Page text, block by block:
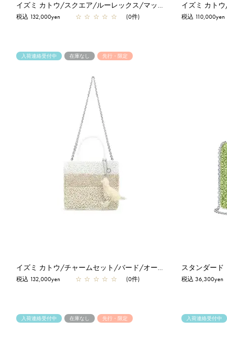
イズミ カトウ/スクエア/ルーレックス/マットオリーブ
税込 132,000yen ☆ ☆ ☆ ☆ ☆ (0件) 税込 110,000yen
入荷連絡受付中 在庫なし 先行・限定
イズミ カトウ/チャームセット/バード/オーロラホワイト×シルバーゴールド×マットホワイト
税込 132,000yen ☆ ☆ ☆ ☆ ☆ (0件) 税込 36,300yen
入荷連絡受付中 在庫なし 先行・限定 入荷連絡受付中